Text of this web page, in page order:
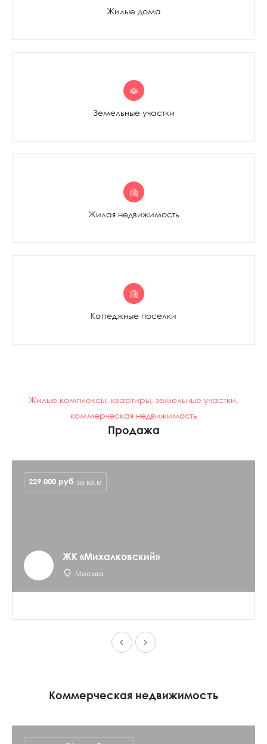
Жилые дома
Земельные участки
смотреть информацию
Жилая недвижимость
смотреть каталог
Коттеджные поселки
смотреть каталог
Жилые комплексы, квартиры, земельные участки,
коммерческая недвижимость
Продажа
ЖК «Михалковский»
Москва
229 000 руб за кв.м
keyboard_arrow_left keyboard_arrow_right
Коммерческая недвижимость